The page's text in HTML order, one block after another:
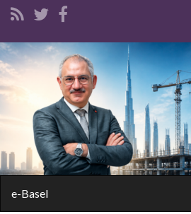
Search for:
e-Basel